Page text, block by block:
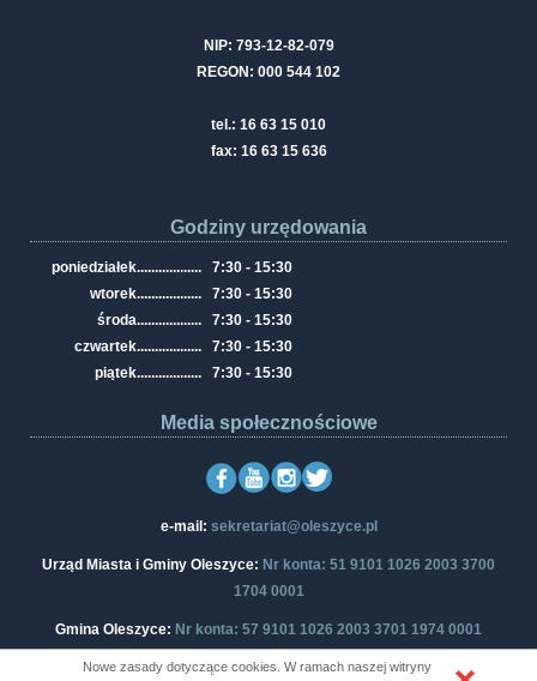
NIP: 793-12-82-079
REGON: 000 544 102
tel.: 16 63 15 010
fax: 16 63 15 636
Godziny urzędowania
poniedziałek..................
7:30 - 15:30
wtorek..................
7:30 - 15:30
środa..................
7:30 - 15:30
czwartek..................
7:30 - 15:30
piątek.................. 7:30 - 15:30
Media społecznościowe
e-mail: sekretariat@oleszyce.pl
Urząd Miasta i Gminy Oleszyce: Nr konta: 51 9101 1026 2003 3700
1704 0001
Gmina Oleszyce: Nr konta: 57 9101 1026 2003 3701 1974 0001
Nowe zasady dotyczące cookies. W ramach naszej witryny